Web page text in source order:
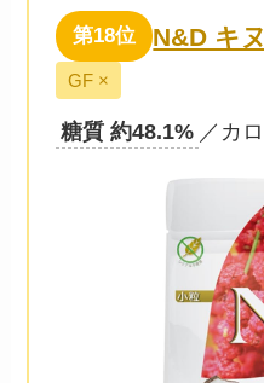
第18位 N&D キ
GF ×
糖質 約48.1% ／カ